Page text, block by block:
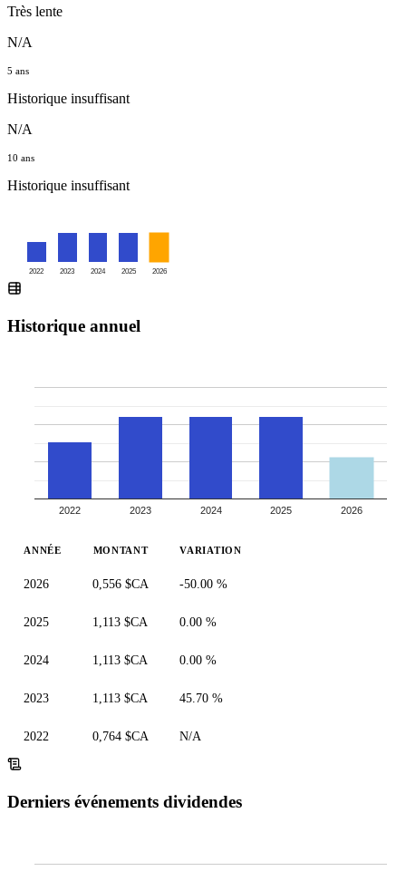
Très lente
N/A
5 ans
Historique insuffisant
N/A
10 ans
Historique insuffisant
2022 2023 2024 2025 2026
Historique annuel
2022 2023 2024 2025 2026
ANNÉE MONTANT VARIATION
2026 0,556 $CA -50.00 %
2025 1,113 $CA 0.00 %
2024 1,113 $CA 0.00 %
2023 1,113 $CA 45.70 %
2022 0,764 $CA N/A
Derniers événements dividendes